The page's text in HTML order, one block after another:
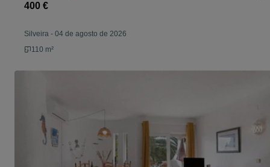
400 €
Silveira - 04 de agosto de 2026
110 m²